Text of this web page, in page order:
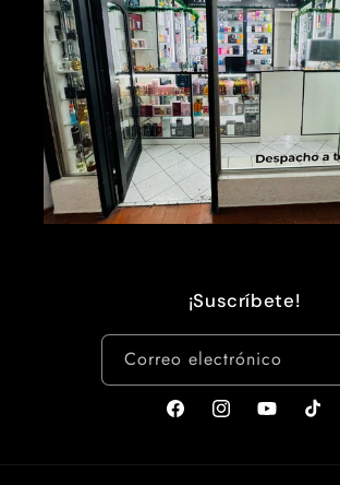
¡Suscríbete!
Correo electrónico
FacebookInstagramYouTubeTikTok